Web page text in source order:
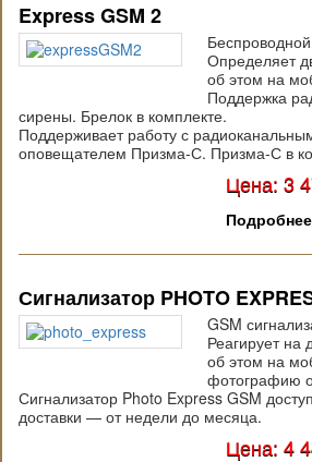
Express GSM 2
Определяет
об этом на
Поддержка
сирены. Брелок в комплекте.
Поддерживает работу с
оповещателем Призма-С. Призма-С в
Цена: 3
Подробнее
Сигнализатор PHOTO
GSM
Реагирует на
об этом на
фотографию
Сигнализатор Photo Express GSM
доставки — от недели до месяца.
Цена: 4